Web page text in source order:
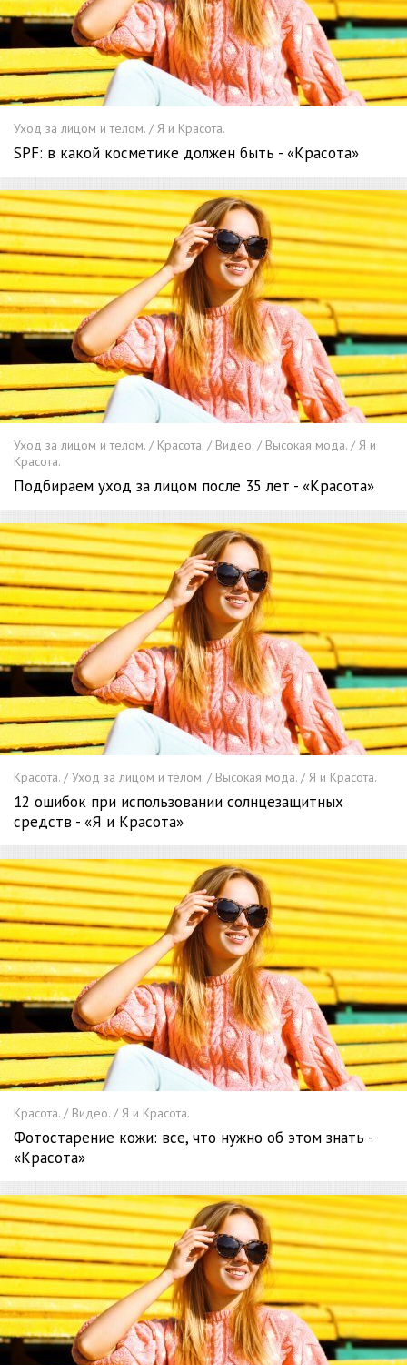
Уход за лицом и телом. / Я и Красота.
SPF: в какой косметике должен быть - «Красота»
Уход за лицом и телом. / Красота. / Видео. / Высокая мода. / Я и
Красота.
Подбираем уход за лицом после 35 лет - «Красота»
Красота. / Уход за лицом и телом. / Высокая мода. / Я и Красота.
12 ошибок при использовании солнцезащитных
средств - «Я и Красота»
Красота. / Видео. / Я и Красота.
Фотостарение кожи: все, что нужно об этом знать -
«Красота»